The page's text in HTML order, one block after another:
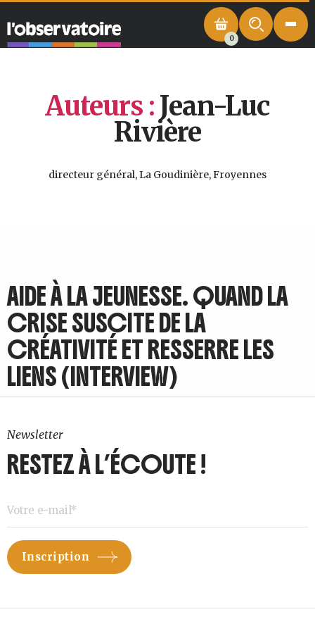
0
Auteurs :Jean-Luc
Rivière
directeur général, La Goudinière, Froyennes
AIDE À LA JEUNESSE. QUAND LA
CRISE SUSCITE DE LA
CRÉATIVITÉ ET RESSERRE LES
LIENS (INTERVIEW)
Newsletter
RESTEZ À L’ÉCOUTE !